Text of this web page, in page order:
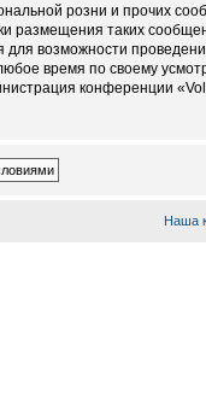
розни и прочих
размещения таких
возможности
время по своему
конференции
Наша